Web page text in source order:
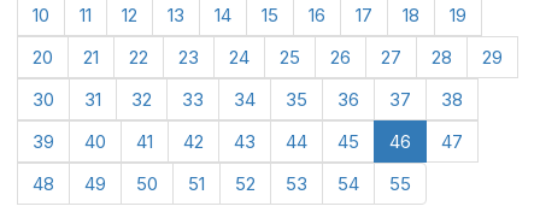
10
11 12 13 14 15 16 17 18
19
20
21 22 23 24 25 26 27 28
29
30
31 32 33 34 35 36 37
38
39
40 41 42 43 44 45 46
47
48
49 50 51 52 53 54 55